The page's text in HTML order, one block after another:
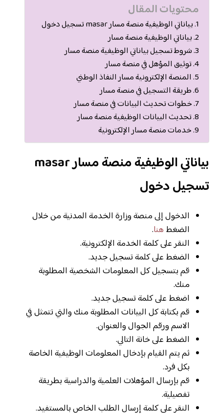
محتويات المقال
بياناتي الوظيفية منصة مسار masar تسجيل دخول
بياناتي الوظيفية منصة مسار
شروط تسجيل بياناتي الوظيفية منصة مسار
توثيق المؤهل في منصة مسار
المنصة الإلكترونية مسار النفاذ الوطني
طريقة التسجيل في منصة مسار
خطوات تحديث البيانات في منصة مسار
تحديث البيانات الوظيفية منصة مسار
خدمات منصة مسار الإلكترونية
بياناتي الوظيفية منصة مسار masar
تسجيل دخول
الدخول إلى منصة وزارة الخدمة المدنية من خلال
الضغط هنا.
النقر على كلمة الخدمة الإلكترونية.
الضغط على كلمة تسجيل جديد.
قم بتسجيل كل المعلومات الشخصية المطلوبة
منك.
اضغط على كلمة تسجيل جديد.
قم بكتابة كل البيانات المطلوبة منك والتي تتمثل في
الاسم ورقم الجوال والعنوان.
الضغط على خانة التالي.
ثم يتم القيام بإدخال المعلومات الوظيفية الخاصة
بكل فرد.
قم بإرسال المؤهلات العلمية والدراسية بطريقة
تفصيلية.
النقر على كلمة إرسال الطلب الخاص بالمستفيد.